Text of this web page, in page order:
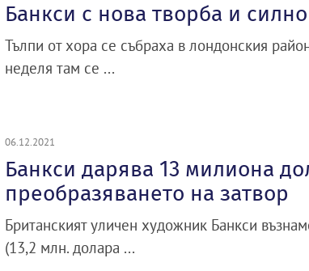
Банкси с нова творба и
Тълпи от хора се събраха в лондонския
неделя там се ...
06.12.2021
Банкси дарява 13 милиона
преобразяването на затвор
Британският уличен художник Банкси
(13,2 млн. долара ...